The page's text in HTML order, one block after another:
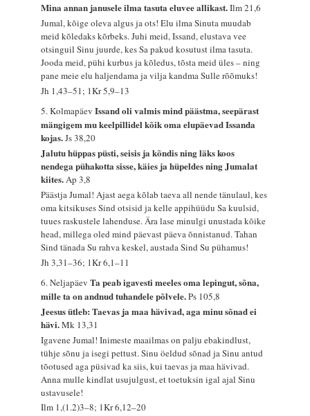
Mina annan janusele ilma tasuta eluvee allikast.Ilm 21,6
Jumal, kõige oleva algus ja ots! Elu ilma Sinuta muudab
meid kõledaks kõrbeks. Juhi meid, Issand, elustava vee
otsinguil Sinu juurde, kes Sa pakud kosutust ilma tasuta.
Jooda meid, pühi kurbus ja kõledus, tõsta meid üles – ning
pane meie elu haljendama ja vilja kandma Sulle rõõmuks!
Jh 1,43–51; 1Kr 5,9–13
5. KolmapäevIssand oli valmis mind päästma, seepärast
mängigem mu keelpillidel kõik oma elupäevad Issanda
kojas.Js 38,20
Jalutu hüppas püsti, seisis ja kõndis ning läks koos
nendega pühakotta sisse, käies ja hüpeldes ning Jumalat
kiites.Ap 3,8
Päästja Jumal! Ajast aega kõlab taeva all nende tänulaul, kes
oma kitsikuses Sind otsisid ja kelle appihüüdu Sa kuulsid,
tuues raskustele lahenduse. Ära lase minulgi unustada kõike
head, millega oled mind päevast päeva õnnistanud. Tahan
Sind tänada Su rahva keskel, austada Sind Su pühamus!
Jh 3,31–36; 1Kr 6,1–11
6. NeljapäevTa peab igavesti meeles oma lepingut, sõna,
mille ta on andnud tuhandele põlvele.Ps 105,8
Jeesus ütleb: Taevas ja maa hävivad, aga minu sõnad ei
hävi.Mk 13,31
Igavene Jumal! Inimeste maailmas on palju ebakindlust,
tühje sõnu ja isegi pettust. Sinu öeldud sõnad ja Sinu antud
tõotused aga püsivad ka siis, kui taevas ja maa hävivad.
Anna mulle kindlat usujulgust, et toetuksin igal ajal Sinu
ustavusele!
Ilm 1,(1.2)3–8; 1Kr 6,12–20